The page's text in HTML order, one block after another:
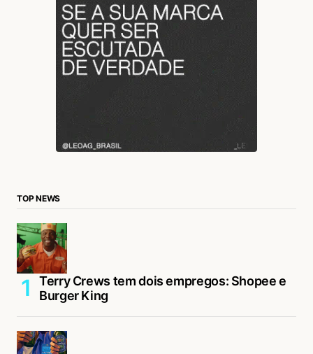
TOP NEWS
Terry Crews tem dois empregos: Shopee e
Burger King